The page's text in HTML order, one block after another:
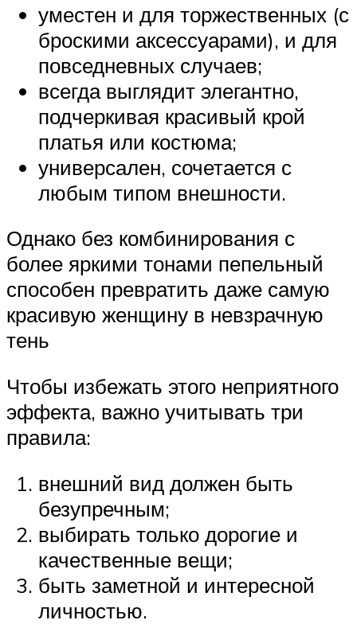
уместен и для торжественных (с
броскими аксессуарами), и для
повседневных случаев;
всегда выглядит элегантно,
подчеркивая красивый крой
платья или костюма;
универсален, сочетается с
любым типом внешности.
Однако без комбинирования с
более яркими тонами пепельный
способен превратить даже самую
красивую женщину в невзрачную
тень
Чтобы избежать этого неприятного
эффекта, важно учитывать три
правила:
внешний вид должен быть
безупречным;
выбирать только дорогие и
качественные вещи;
быть заметной и интересной
личностью.